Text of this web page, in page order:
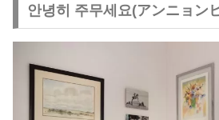
안녕히 주무세요(アンニョン